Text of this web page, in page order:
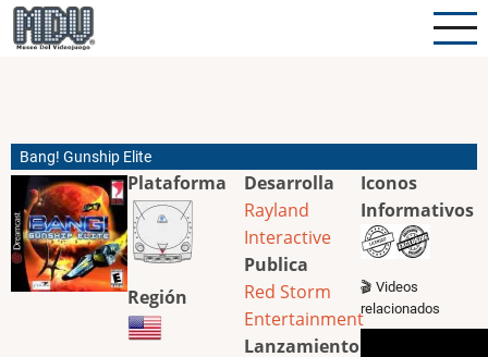
Pasar
al
Bang! Gunship Elite
Plataforma
Región
Desarrolla
Rayland
Interactive
Publica
Red Storm
Entertainment
Lanzamiento
Iconos
Informativos
🎬 Videos
relacionados